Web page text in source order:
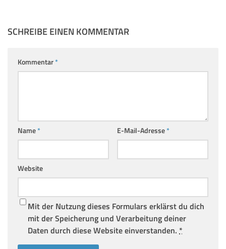
SCHREIBE EINEN KOMMENTAR
Kommentar*
Name* E-Mail-Adresse*
Website
Mit der Nutzung dieses Formulars erklärst du dich
mit der Speicherung und Verarbeitung deiner
Daten durch diese Website einverstanden. *